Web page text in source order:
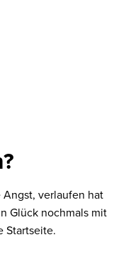
verlaufen hat
Glück nochmals mit
Startseite.